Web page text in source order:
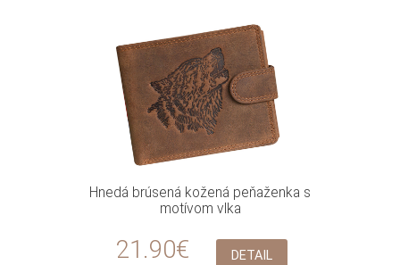
Hnedá brúsená kožená peňaženka s
motívom vlka
21.90€ DETAIL